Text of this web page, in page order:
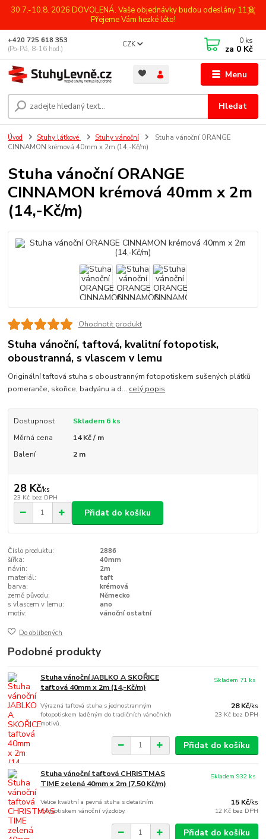
30.7.-10.8. 2026 DOVOLENÁ. Vaše objednávky budou odeslány 11.8.
Přejeme Vám hezké léto!
Menu
CZK
Hledat
+420 725 618 353
(Po-Pá, 8-16 hod.)
0 ks
za 0 Kč
Úvod Stuhy látkové Stuhy vánoční
Stuha vánoční ORANGE
CINNAMON krémová 40mm x 2m (14,-Kč/m)
Stuha vánoční ORANGE
CINNAMON krémová 40mm x 2m
(14,-Kč/m)
Ohodnotit produkt
Stuha vánoční, taftová, kvalitní fotopotisk,
oboustranná, s vlascem v lemu
Originální taftová stuha s oboustranným fotopotiskem sušených plátků
pomeranče, skořice, badyánu a d... celý popis
Dostupnost
Skladem 6 ks
Měrná cena
14 Kč / m
Balení
2 m
28 Kč/ks
23 Kč bez DPH
Přidat do košíku
Číslo produktu:
2886
šířka:
40mm
návin:
2m
materiál:
taft
barva:
krémová
země původu:
Německo
s vlascem v lemu:
ano
motiv:
vánoční ostatní
Do oblíbených
Podobné produkty
Stuha vánoční JABLKO A SKOŘICE
taftová 40mm x 2m (14,-Kč/m)
Výrazná taftová stuha s jednostranným
fotopotiskem laděným do tradičních vánočních
motivů.
28 Kč/ks
23 Kč bez DPH
Skladem 71 ks
Přidat do košíku
Stuha vánoční taftová CHRISTMAS
TIME zelená 40mm x 2m (7,50 Kč/m)
Velice kvalitní a pevná stuha s detailním
fotopotiskem vánoční výzdoby.
15 Kč/ks
12 Kč bez DPH
Skladem 932 ks
Přidat do košíku